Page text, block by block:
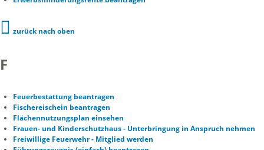
zurück nach oben
F
Feuerbestattung beantragen
Fischereischein beantragen
Flächennutzungsplan einsehen
Frauen- und Kinderschutzhaus - Unterbringung in Anspruch nehmen
Freiwillige Feuerwehr - Mitglied werden